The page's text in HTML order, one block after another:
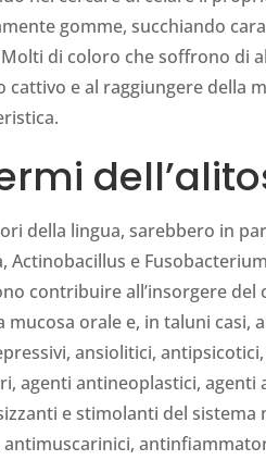
gomme, succhiando
di coloro che soffrono di
cattivo e al raggiungere della
della lingua, sarebbero in
Actinobacillus e
contribuire all’insorgere
orale e, in taluni casi,
ansiolitici,
agenti antineoplastici,
e stimolanti del